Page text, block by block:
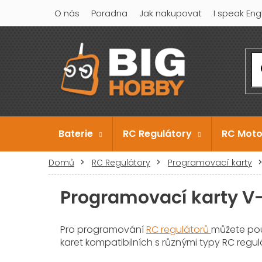
obsah
O nás Poradna Jak nakupovat I speak
Baterie RC Regulátory RC
Domů RC Regulátory Programovací karty
Programovací karty
Pro programováníRC regulátorů můžete
karet kompatibilních s různými typy RC